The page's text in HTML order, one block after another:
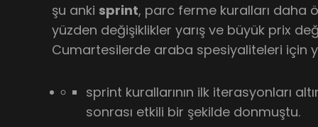
şu anki sprint, parc ferme kuralları daha
yüzden değişiklikler yarış ve büyük prix
Cumartesilerde araba spesiyaliteleri için
sprint kurallarının ilk iterasyonları
sonrası etkili bir şekilde donmuştu.